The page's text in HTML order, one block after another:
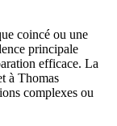
coincé ou une
principale
efficace. La
à Thomas
complexes ou